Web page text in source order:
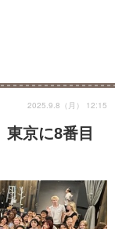
京に8番目
2025.9.8（月） 12:15